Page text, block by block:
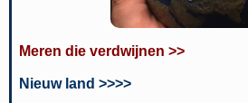
Meren die verdwijnen >>
Nieuw land >>>>